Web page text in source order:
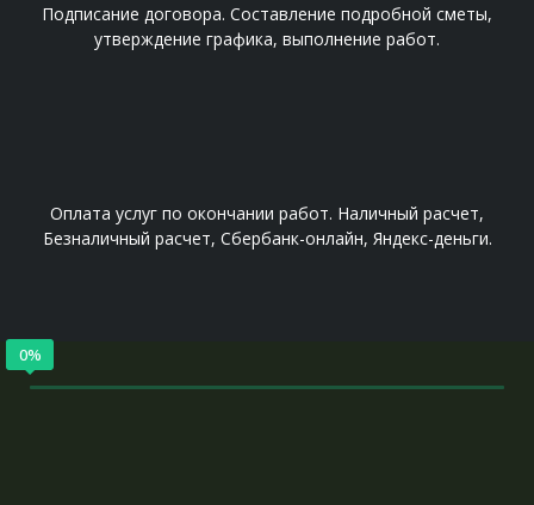
Подписание договора. Составление подробной сметы,
утверждение графика, выполнение работ.
Оплата услуг по окончании работ. Наличный расчет,
Безналичный расчет, Cбербанк-онлайн, Яндекс-деньги.